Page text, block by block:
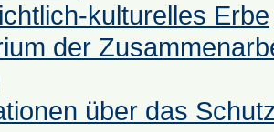
kulturelles Erbe
der
über das